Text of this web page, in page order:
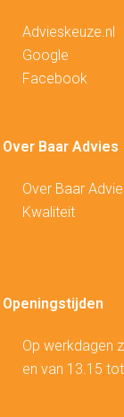
Advieskeuze.nl
Google
Facebook
Over Baar Advies
Over Baar
Kwaliteit
Openingstijden
Op werkdagen
en van 13.15